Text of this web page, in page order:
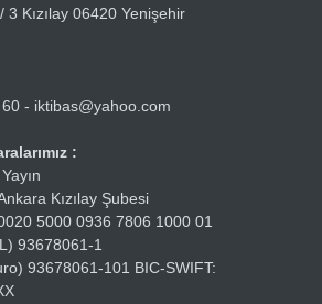
3 Kızılay 06420 Yenişehir
- iktibas@yahoo.com
:
Kızılay Şubesi
5000 0936 7806 1000 01
93678061-1
93678061-101 BIC-SWIFT: